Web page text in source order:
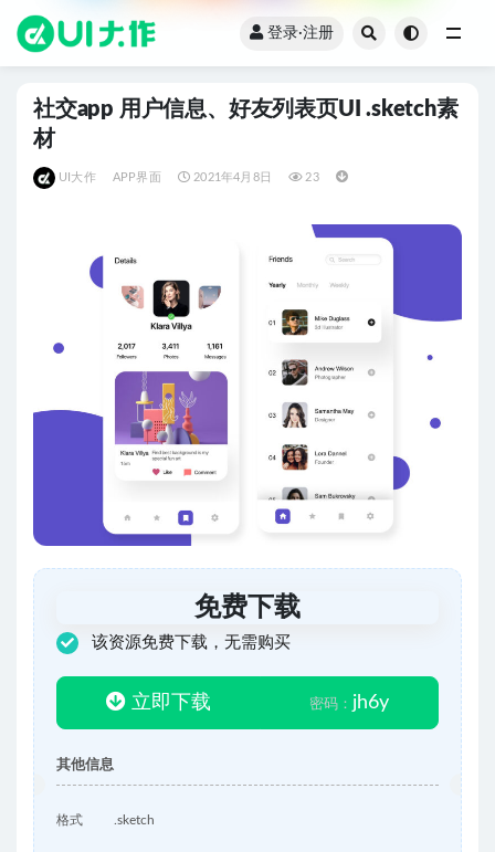
登录·注册
社交app 用户信息、好友列表页UI .sketch素
材
UI大作 APP界面 2021年4月8日 23
免费下载
该资源免费下载，无需购买
立即下载 密码： jh6y
其他信息
格式 .sketch